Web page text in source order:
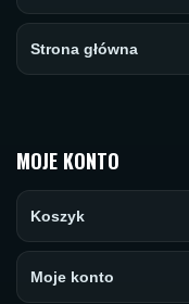
Strona główna
MOJE KONTO
Koszyk
Moje konto